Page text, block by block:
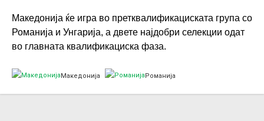
Македонија ќе игра во претквалификациската група со
Романија и Унгарија, а двете најдобри селекции одат
во главната квалификациска фаза.
Македонија Романија